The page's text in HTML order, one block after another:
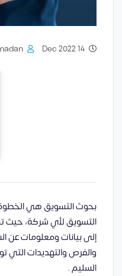
14 Dec 2022
بحوث التسويق هي
التسويق لأي شركة، حيث
إلى بيانات ومعلومات عن
والفرص والتهديدات التي
السليم .